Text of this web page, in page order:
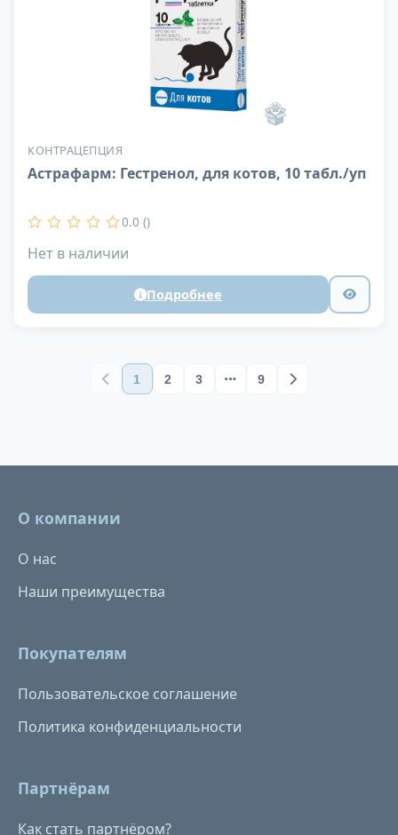
КОНТРАЦЕПЦИЯ
Астрафарм: Гестренол, для котов, 10 табл./уп
0.0 ()
Нет в наличии
Подробнее
1 2 3 9
О компании
О нас
Наши преимущества
Покупателям
Пользовательское соглашение
Политика конфиденциальности
Партнёрам
Как стать партнёром?